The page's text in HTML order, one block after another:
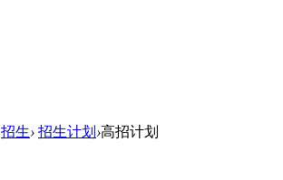
招生› 招生计划 ›高招计划